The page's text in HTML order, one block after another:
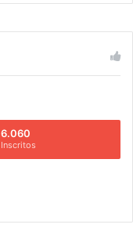
6.060
Inscritos